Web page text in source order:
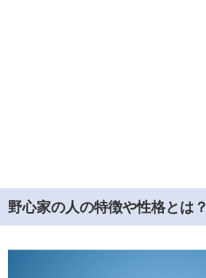
野心家の人の特徴や性格とは？